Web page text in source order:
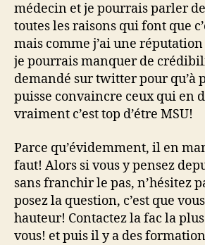
médecin et je pourrais parler
toutes les raisons qui font que
mais comme j’ai une
je pourrais manquer de
demandé sur twitter pour qu’à
puisse convaincre ceux qui en
vraiment c’est top d’étre MSU!
Parce qu’évidemment, il en
faut! Alors si vous y pensez
sans franchir le pas, n’hésitez
posez la question, c’est que
hauteur! Contactez la fac la
vous! et puis il y a des